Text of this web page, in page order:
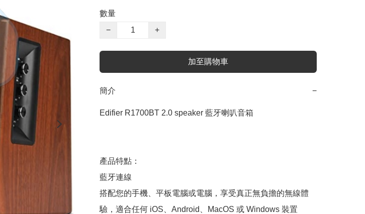
數量
−
+
加至購物車
簡介 −
Edifier R1700BT 2.0 speaker 藍牙喇叭音箱
產品特點：
藍牙連線
搭配您的手機、平板電腦或電腦，享受真正無負擔的無線體
驗，適合任何 iOS、Android、MacOS 或 Windows 裝置